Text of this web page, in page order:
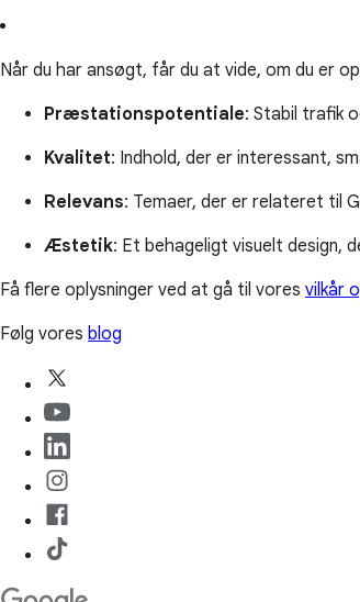
Når du har ansøgt, får du at vide, om du er
Præstationspotentiale: Stabil trafik
Kvalitet: Indhold, der er interessant,
Relevans: Temaer, der er relateret til
Æstetik: Et behageligt visuelt design,
Få flere oplysninger ved at gå til vores vilkår
Følg vores blog